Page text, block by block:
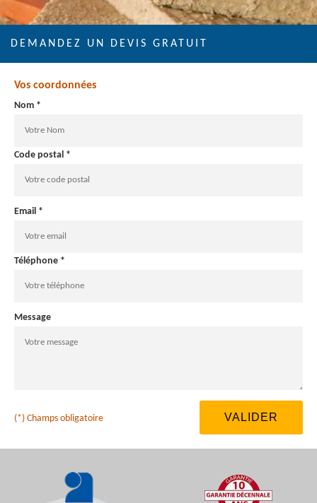
DEMANDEZ UN DEVIS GRATUIT
Vos coordonnées
Nom *
Code postal *
Email *
Téléphone *
Message
(*) Champs obligatoire